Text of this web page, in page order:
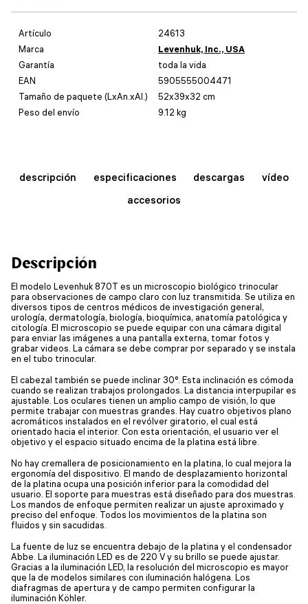
Artículo
24613
Marca
Levenhuk, Inc., USA
Garantía
toda la vida
EAN
5905555004471
Tamaño de paquete (LxAn.xAl.)
52x39x32 cm
Peso del envío
9.12 kg
descripción especificaciones descargas
vídeo
accesorios
Descripción
El modelo Levenhuk 870T es un microscopio biológico trinocular
para observaciones de campo claro con luz transmitida. Se utiliza en
diversos tipos de centros médicos de investigación general,
urología, dermatología, biología, bioquímica, anatomía patológica y
citología. El microscopio se puede equipar con una cámara digital
para enviar las imágenes a una pantalla externa, tomar fotos y
grabar videos. La cámara se debe comprar por separado y se instala
en el tubo trinocular.
El cabezal también se puede inclinar 30°. Esta inclinación es cómoda
cuando se realizan trabajos prolongados. La distancia interpupilar es
ajustable. Los oculares tienen un amplio campo de visión, lo que
permite trabajar con muestras grandes. Hay cuatro objetivos plano
acromáticos instalados en el revólver giratorio, el cual está
orientado hacia el interior. Con esta orientación, el usuario ver el
objetivo y el espacio situado encima de la platina está libre.
No hay cremallera de posicionamiento en la platina, lo cual mejora la
ergonomía del dispositivo. El mando de desplazamiento horizontal
de la platina ocupa una posición inferior para la comodidad del
usuario. El soporte para muestras está diseñado para dos muestras.
Los mandos de enfoque permiten realizar un ajuste aproximado y
preciso del enfoque. Todos los movimientos de la platina son
fluidos y sin sacudidas.
La fuente de luz se encuentra debajo de la platina y el condensador
Abbe. La iluminación LED es de 220 V y su brillo se puede ajustar.
Gracias a la iluminación LED, la resolución del microscopio es mayor
que la de modelos similares con iluminación halógena. Los
diafragmas de apertura y de campo permiten configurar la
iluminación Köhler.